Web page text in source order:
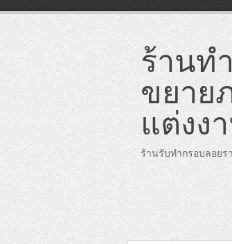
content
ร้านท
ขยาย
แต่งง
ร้านรับทำกรอบลอยร